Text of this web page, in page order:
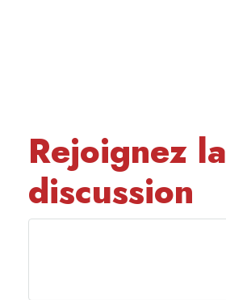
Rejoignez la
discussion